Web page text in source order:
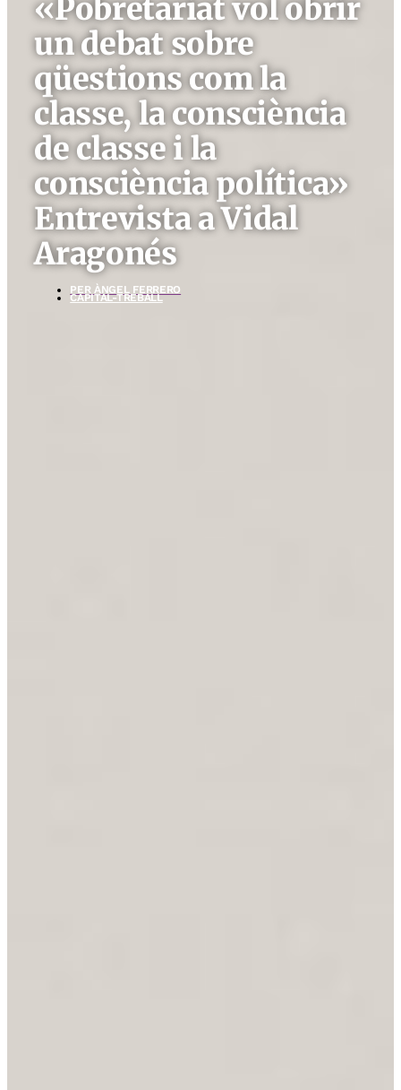
«Pobretariat vol obrir
un debat sobre
qüestions com la
classe, la consciència
de classe i la
consciència política»
Entrevista a Vidal
Aragonés
PERÀNGEL FERRERO
CAPITAL-TREBALL